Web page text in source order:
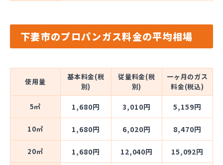
下妻市のプロパンガス料金の平均相場
使用量
基本料金(税
別)
従量料金(税
別)
一ヶ月のガス
料金(税込)
5㎥ 1,680円 3,010円 5,159円
10㎥ 1,680円 6,020円 8,470円
20㎥ 1,680円 12,040円 15,092円